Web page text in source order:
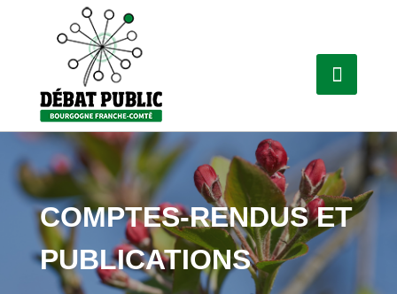
COMPTES-RENDUS ET
PUBLICATIONS